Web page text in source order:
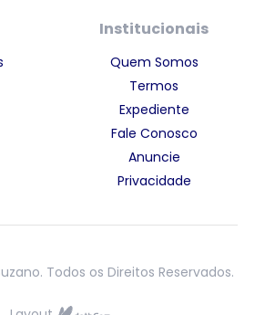
Institucionais
Quem Somos
Termos
Expediente
Fale Conosco
Anuncie
Privacidade
Todos os Direitos Reservados.